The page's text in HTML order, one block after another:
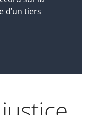
d’un tiers